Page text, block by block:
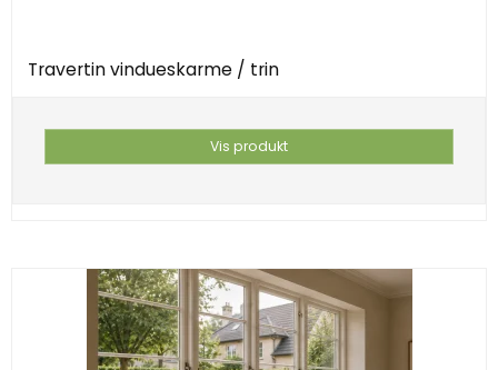
Travertin vindueskarme / trin
Vis produkt